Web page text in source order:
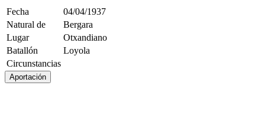
Fecha
04/04/1937
Natural de
Bergara
Lugar
Otxandiano
Batallón
Loyola
Circunstancias